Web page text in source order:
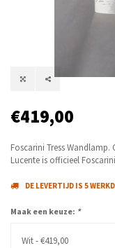
€419,00
Foscarini Tress
Lucente is officieel
DE LEVERTIJD IS 5
Maak een keuze: *
Wit - €419,00